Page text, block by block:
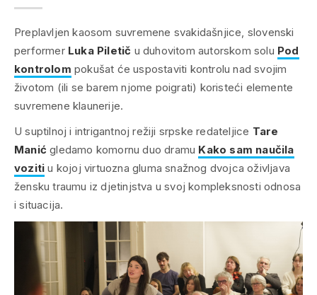
Preplavljen kaosom suvremene svakidašnjice, slovenski
performer Luka Piletič u duhovitom autorskom solu Pod
kontrolom pokušat će uspostaviti kontrolu nad svojim
životom (ili se barem njome poigrati) koristeći elemente
suvremene klaunerije.
U suptilnoj i intrigantnoj režiji srpske redateljice Tare
Manić gledamo komornu duo dramu Kako sam naučila
voziti u kojoj virtuozna gluma snažnog dvojca oživljava
žensku traumu iz djetinjstva u svoj kompleksnosti odnosa
i situacija.